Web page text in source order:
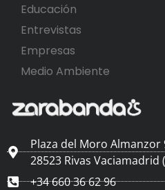
Educación
Entrevistas
Empresas
Medio Ambiente
Plaza del Moro Almanzor
28523 Rivas Vaciamadrid
+34 660 36 62 96